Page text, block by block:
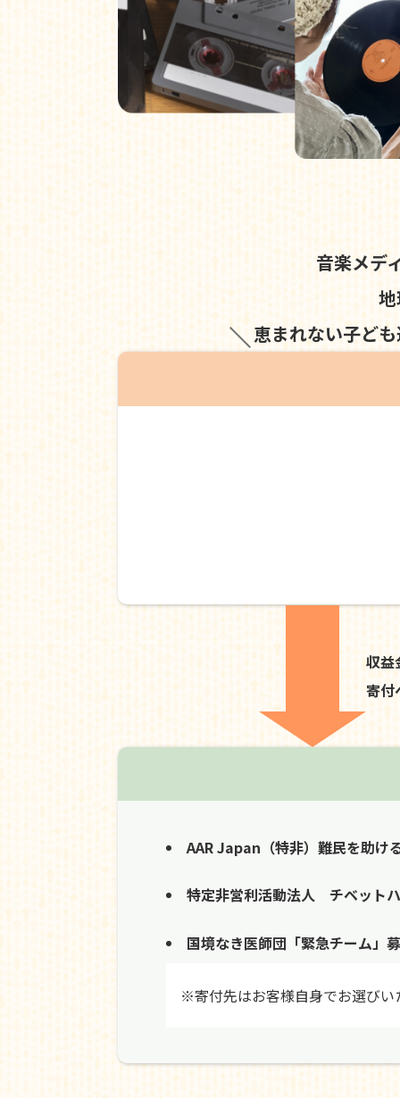
音楽メデ
恵まれない子ど
収益
寄付
AAR Japan（特非）難民を助け
特定非営利活動法人 チベット
国境なき医師団「緊急チーム」
※寄付先はお客様自身でお選びい